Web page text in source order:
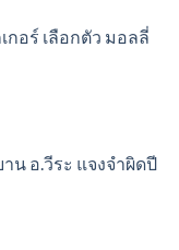
กอร์ เลือกตัว มอลลี่
น อ.วีระ แจงจำผิดปี